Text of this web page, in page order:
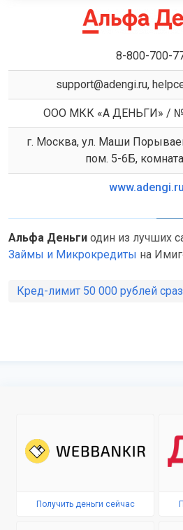
8-800-700-
support@adengi.ru,
ООО МКК «А ДЕНЬГИ» / №
г. Москва, ул. Маши
пом. 5-6Б,
www.adengi.ru
Альфа Деньги один из лучших
Займы и Микрокредиты на
Кред-лимит 50 000 рублей
Получить деньги сейчас